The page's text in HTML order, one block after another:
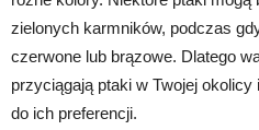
zielonych karmników, podczas
czerwone lub brązowe. Dlatego
przyciągają ptaki w Twojej
do ich preferencji.